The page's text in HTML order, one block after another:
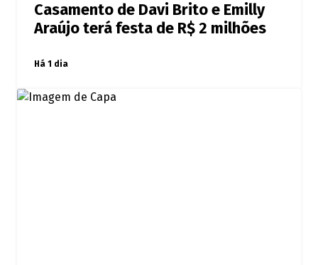
Casamento de Davi Brito e Emilly
Araújo terá festa de R$ 2 milhões
Há 1 dia